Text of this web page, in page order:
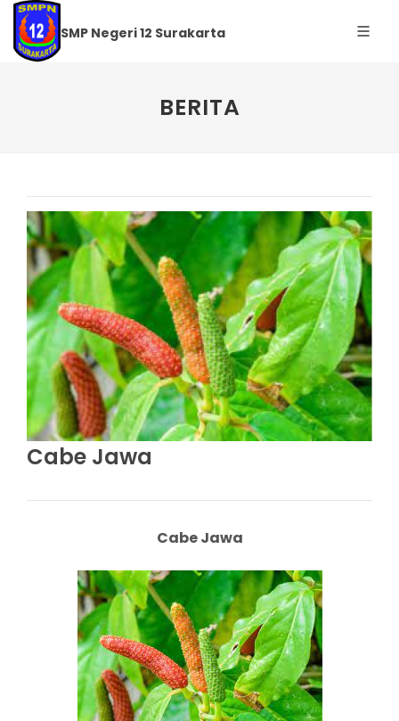
SMP Negeri 12 Surakarta
BERITA
Cabe Jawa
Cabe Jawa